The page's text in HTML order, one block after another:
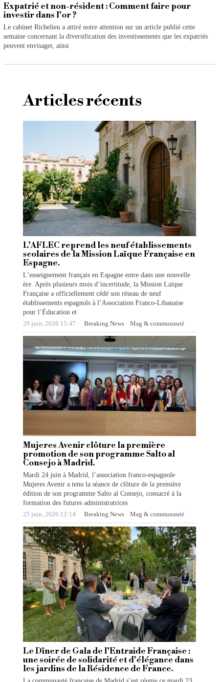
Expatrié et non-résident : Comment faire pour
investir dans l’or ?
Le cabinet Richelieu a attiré notre attention sur un article publié cette
semaine concernant la diversification des investissements que les expatriés
peuvent envisager, ainsi
Articles récents
L’AFLEC reprend les neuf établissements
scolaires de la Mission Laïque Française en
Espagne.
L’enseignement français en Espagne entre dans une nouvelle
ère. Après plusieurs mois d’incertitude, la Mission Laïque
Française a officiellement cédé son réseau de neuf
établissements espagnols à l’Association Franco-Libanaise
pour l’Éducation et
29 juin, 2026 15:47 Breaking News · Mag & communauté
Mujeres Avenir clôture la première
promotion de son programme Salto al
Consejo à Madrid.
Mardi 24 juin à Madrid, l’association franco-espagnole
Mujeres Avenir a tenu la séance de clôture de la première
édition de son programme Salto al Consejo, consacré à la
formation des futures administratrices
25 juin, 2026 12:14 Breaking News · Mag & communauté
Le Dîner de Gala de l’Entraide Française :
une soirée de solidarité et d’élégance dans
les jardins de la Résidence de France.